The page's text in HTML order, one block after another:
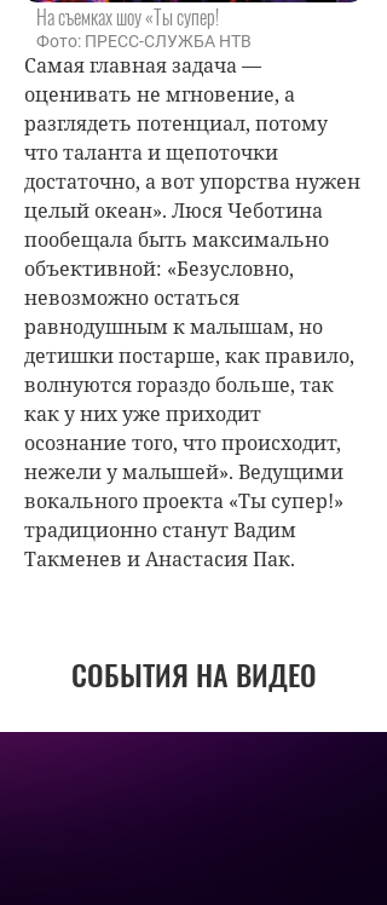
На съемках шоу «Ты супер!
Фото: ПРЕСС-СЛУЖБА НТВ
Самая главная задача —
оценивать не мгновение, а
разглядеть потенциал, потому
что таланта и щепоточки
достаточно, а вот упорства нужен
целый океан». Люся Чеботина
пообещала быть максимально
объективной: «Безусловно,
невозможно остаться
равнодушным к малышам, но
детишки постарше, как правило,
волнуются гораздо больше, так
как у них уже приходит
осознание того, что происходит,
нежели у малышей». Ведущими
вокального проекта «Ты супер!»
традиционно станут Вадим
Такменев и Анастасия Пак.
СОБЫТИЯ НА ВИДЕО